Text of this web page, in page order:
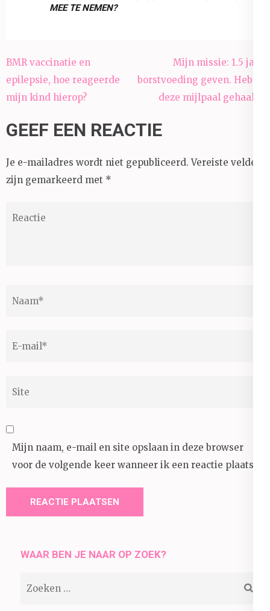
MEE TE NEMEN?
Bericht
navigatie
BMR vaccinatie en
epilepsie, hoe reageerde
mijn kind hierop?
Mijn missie: 1.5 jaar
borstvoeding geven. Heb ik
deze mijlpaal gehaald?
GEEF EEN REACTIE
Je e-mailadres wordt niet gepubliceerd. Vereiste velden
zijn gemarkeerd met *
Mijn naam, e-mail en site opslaan in deze browser
voor de volgende keer wanneer ik een reactie plaats.
WAAR BEN JE NAAR OP ZOEK?